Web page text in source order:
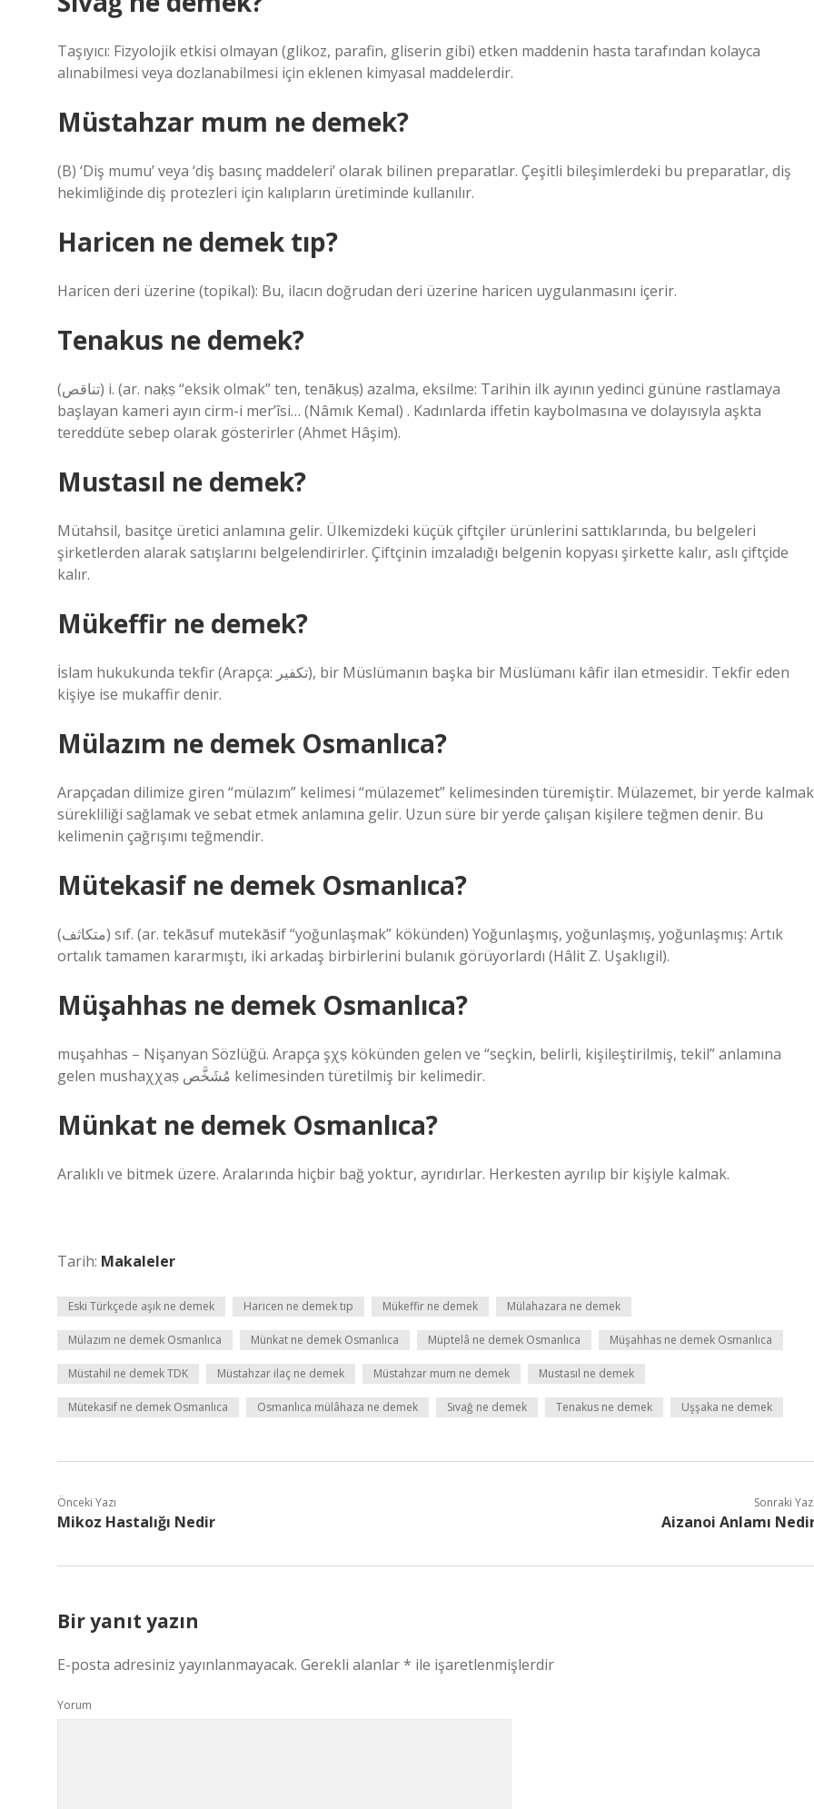
Taşıyıcı: Fizyolojik etkisi olmayan (glikoz, parafin, gliserin gibi) etken maddenin hasta tarafından kolayca
alınabilmesi veya dozlanabilmesi için eklenen kimyasal maddelerdir.
Müstahzar mum ne demek?
(B) ‘Diş mumu’ veya ‘diş basınç maddeleri’ olarak bilinen preparatlar. Çeşitli bileşimlerdeki bu preparatlar, diş
hekimliğinde diş protezleri için kalıpların üretiminde kullanılır.
Haricen ne demek tıp?
Haricen deri üzerine (topikal): Bu, ilacın doğrudan deri üzerine haricen uygulanmasını içerir.
Tenakus ne demek?
(ﺗﻨﺎﻗﺺ) i. (ar. naḳṣ “eksik olmak” ten, tenāḳuṣ) azalma, eksilme: Tarihin ilk ayının yedinci gününe rastlamaya
başlayan kameri ayın cirm-i mer’îsi… (Nâmık Kemal) . Kadınlarda iffetin kaybolmasına ve dolayısıyla aşkta
tereddüte sebep olarak gösterirler (Ahmet Hâşim).
Mustasıl ne demek?
Mütahsil, basitçe üretici anlamına gelir. Ülkemizdeki küçük çiftçiler ürünlerini sattıklarında, bu belgeleri
şirketlerden alarak satışlarını belgelendirirler. Çiftçinin imzaladığı belgenin kopyası şirkette kalır, aslı çiftçide
kalır.
Mükeffir ne demek?
İslam hukukunda tekfir (Arapça: تكفير), bir Müslümanın başka bir Müslümanı kâfir ilan etmesidir. Tekfir eden
kişiye ise mukaffir denir.
Mülazım ne demek Osmanlıca?
Arapçadan dilimize giren “mülazım” kelimesi “mülazemet” kelimesinden türemiştir. Mülazemet, bir yerde
sürekliliği sağlamak ve sebat etmek anlamına gelir. Uzun süre bir yerde çalışan kişilere teğmen denir. Bu
kelimenin çağrışımı teğmendir.
Mütekasif ne demek Osmanlıca?
(ﻣﺘﻜﺎﺛﻒ) sıf. (ar. tekāѕuf mutekāѕif “yoğunlaşmak” kökünden) Yoğunlaşmış, yoğunlaşmış, yoğunlaşmış: Artık
ortalık tamamen kararmıştı, iki arkadaş birbirlerini bulanık görüyorlardı (Hâlit Z. Uşaklıgil).
Müşahhas ne demek Osmanlıca?
muşahhas – Nişanyan Sözlüğü. Arapça şχṣ kökünden gelen ve “seçkin, belirli, kişileştirilmiş, tekil” anlamına
gelen mushaχχaṣ مُشَخَّص kelimesinden türetilmiş bir kelimedir.
Münkat ne demek Osmanlıca?
Aralıklı ve bitmek üzere. Aralarında hiçbir bağ yoktur, ayrıdırlar. Herkesten ayrılıp bir kişiyle kalmak.
Tarih: Makaleler
Eski Türkçede aşık ne demek Haricen ne demek tıp Mükeffir ne demek Mülahazara ne demek
Mülazım ne demek Osmanlıca Münkat ne demek Osmanlıca Müptelâ ne demek Osmanlıca Müşahhas ne demek Osmanlıca
Müstahil ne demek TDK Müstahzar ilaç ne demek Müstahzar mum ne demek Mustasıl ne demek
Mütekasif ne demek Osmanlıca Osmanlıca mülâhaza ne demek Sıvağ ne demek Tenakus ne demek Uşşaka ne demek
Önceki Yazı
Mikoz Hastalığı Nedir
Sonraki Yazı
Aizanoi Anlamı
Bir yanıt yazın
E-posta adresiniz yayınlanmayacak. Gerekli alanlar* ile işaretlenmişlerdir
Yorum